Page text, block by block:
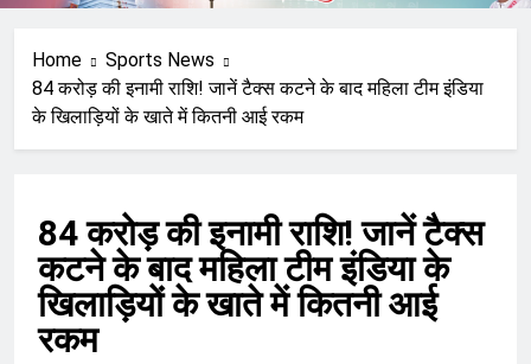
Home
Sports News
84 करोड़ की इनामी राशि! जानें टैक्स कटने के बाद महिला टीम इंडिया
के खिलाड़ियों के खाते में कितनी आई रकम
84 करोड़ की इनामी राशि! जानें टैक्स
कटने के बाद महिला टीम इंडिया के
खिलाड़ियों के खाते में कितनी आई
रकम